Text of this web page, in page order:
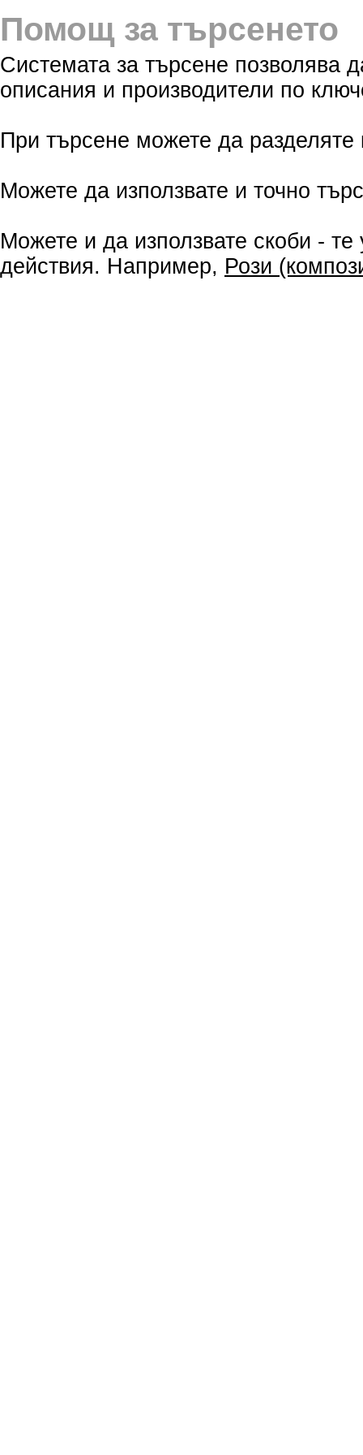
Помощ за търсенето
Системата за търсене позволява
описания и производители по
При търсене можете да
Можете да използвате и точно
Можете и да използвате скоби - те
действия. Например, Рози